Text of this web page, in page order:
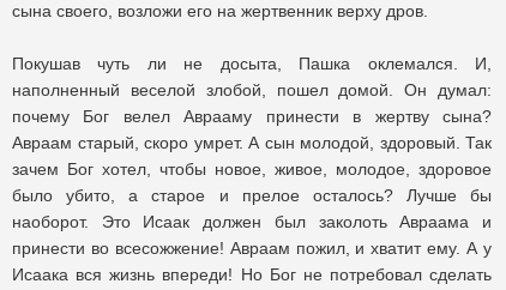
сына своего, возложи его на жертвенник верху дров.
Покушав чуть ли не досыта, Пашка оклемался. И,
наполненный веселой злобой, пошел домой. Он думал:
почему Бог велел Аврааму принести в жертву сына?
Авраам старый, скоро умрет. А сын молодой, здоровый. Так
зачем Бог хотел, чтобы новое, живое, молодое, здоровое
было убито, а старое и прелое осталось? Лучше бы
наоборот. Это Исаак должен был заколоть Авраама и
принести во всесожжение! Авраам пожил, и хватит ему. А у
Исаака вся жизнь впереди! Но Бог не потребовал сделать